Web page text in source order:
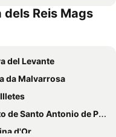
Rural Moli Fariner
Reis Mags
del Levante
da Malvarrosa
de Santo Antonio de Portmany
d'Or